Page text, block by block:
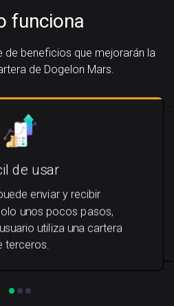
funciona
de beneficios que mejorarán la
de Dogelon Mars.
de usar
enviar y recibir
unos pocos pasos,
utiliza una cartera
terceros.